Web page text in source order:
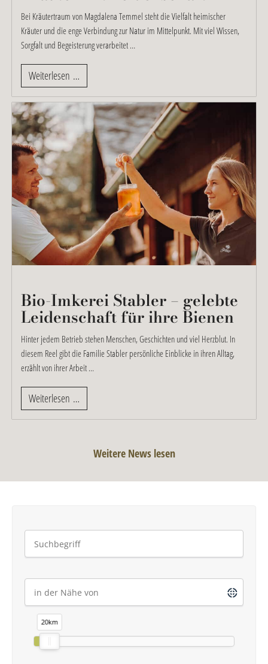
Bei Kräutertraum von Magdalena Temmel steht die Vielfalt heimischer
Kräuter und die enge Verbindung zur Natur im Mittelpunkt. Mit viel Wissen,
Sorgfalt und Begeisterung verarbeitet …
Weiterlesen …
Bio-Imkerei Stabler – gelebte
Leidenschaft für ihre Bienen
Hinter jedem Betrieb stehen Menschen, Geschichten und viel Herzblut. In
diesem Reel gibt die Familie Stabler persönliche Einblicke in ihren Alltag,
erzählt von ihrer Arbeit …
Weiterlesen …
Weitere News lesen
20km